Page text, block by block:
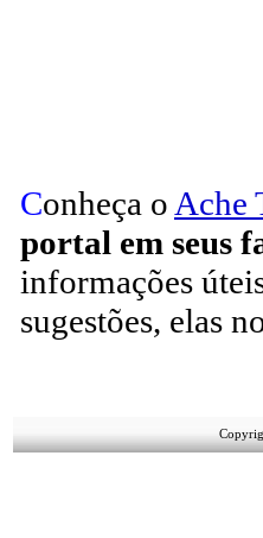
Conheça o Ache
portal em seus
informações
sugestões, elas